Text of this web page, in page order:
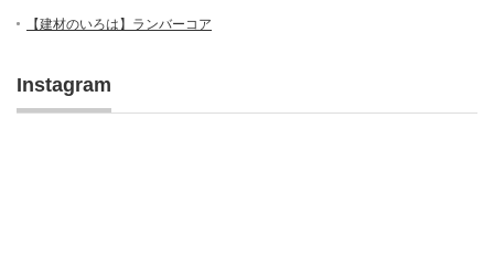
【建材のいろは】ランバーコア
Instagram